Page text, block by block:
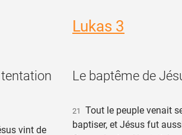
vint de
Lukas 3
Le baptême de
21
Tout le peuple venait
baptiser, et Jésus fut